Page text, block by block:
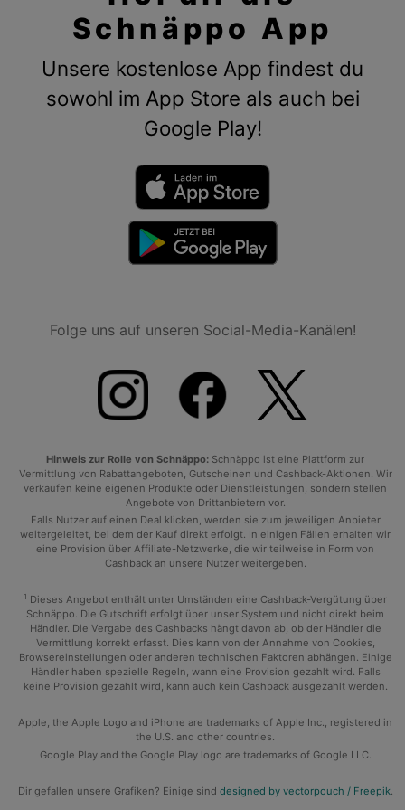
Schnäppo App
Unsere kostenlose App findest du
sowohl im App Store als auch bei
Google Play!
Folge uns auf unseren Social-Media-Kanälen!
Hinweis zur Rolle von Schnäppo: Schnäppo ist eine Plattform zur
Vermittlung von Rabattangeboten, Gutscheinen und Cashback-Aktionen. Wir
verkaufen keine eigenen Produkte oder Dienstleistungen, sondern stellen
Angebote von Drittanbietern vor.
Falls Nutzer auf einen Deal klicken, werden sie zum jeweiligen Anbieter
weitergeleitet, bei dem der Kauf direkt erfolgt. In einigen Fällen erhalten wir
eine Provision über Affiliate-Netzwerke, die wir teilweise in Form von
Cashback an unsere Nutzer weitergeben.
1 Dieses Angebot enthält unter Umständen eine Cashback-Vergütung über
Schnäppo. Die Gutschrift erfolgt über unser System und nicht direkt beim
Händler. Die Vergabe des Cashbacks hängt davon ab, ob der Händler die
Vermittlung korrekt erfasst. Dies kann von der Annahme von Cookies,
Browsereinstellungen oder anderen technischen Faktoren abhängen. Einige
Händler haben spezielle Regeln, wann eine Provision gezahlt wird. Falls
keine Provision gezahlt wird, kann auch kein Cashback ausgezahlt werden.
Apple, the Apple Logo and iPhone are trademarks of Apple Inc., registered in
the U.S. and other countries.
Google Play and the Google Play logo are trademarks of Google LLC.
Dir gefallen unsere Grafiken? Einige sind designed by vectorpouch / Freepik.